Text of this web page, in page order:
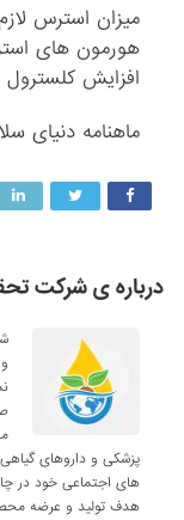
میزان استرس
هورمون های
افزایش
ماهنامه دنیای
درباره ی شرکت
پزشکی و داروهای
های اجتماعی خود در
هدف تولید و عرضه